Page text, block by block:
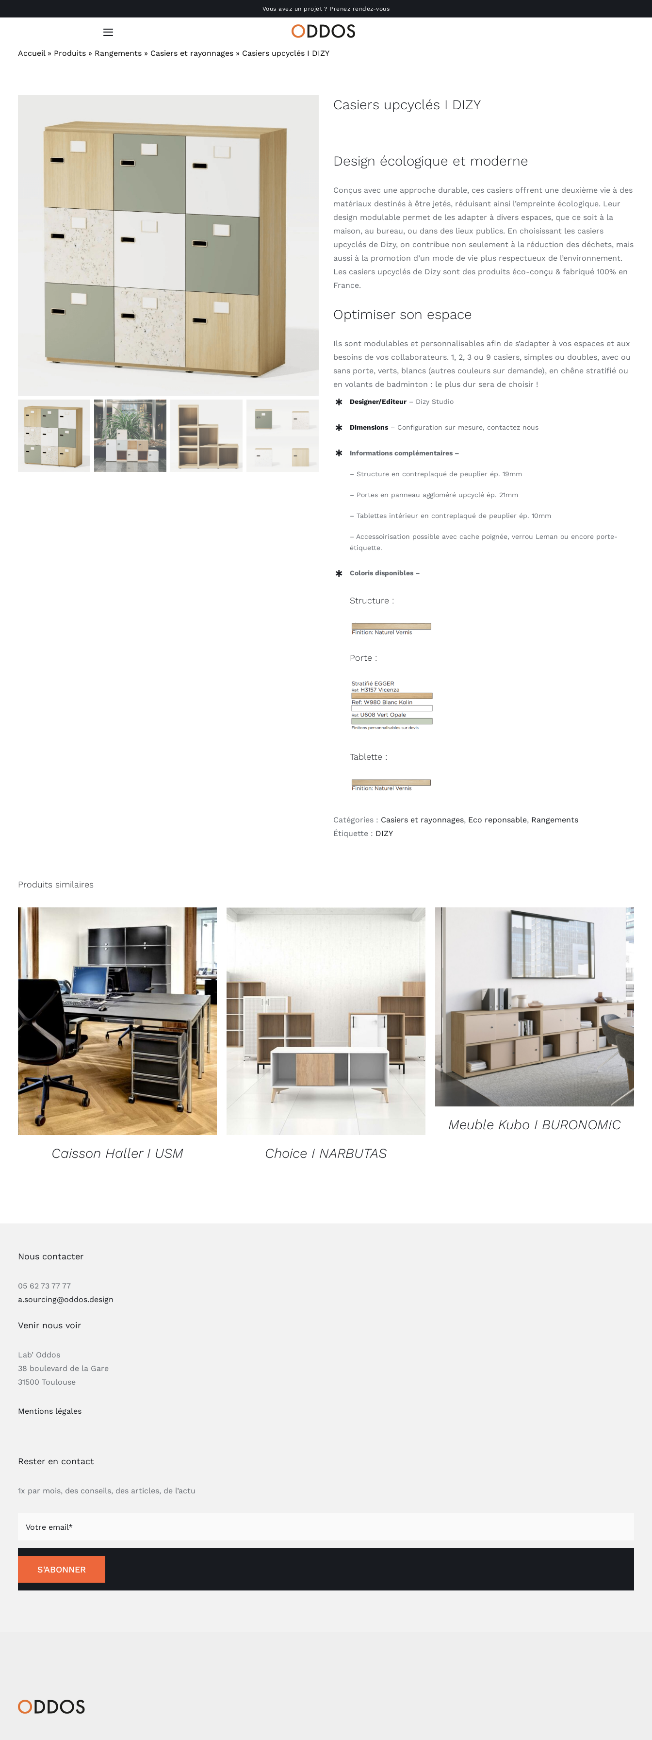
au
Vous avez un projet ? Prenez rendez-vous
Toggle
Navigation
Contact
Accueil» Produits» Rangements» Casiers et rayonnages» Casiers upcyclés I DIZY
Casiers upcyclés I DIZY
Design écologique et moderne
Conçus avec une approche durable, ces casiers offrent une deuxième vie à des
matériaux destinés à être jetés, réduisant ainsi l’empreinte écologique. Leur
design modulable permet de les adapter à divers espaces, que ce soit à la
maison, au bureau, ou dans des lieux publics. En choisissant les casiers
upcyclés de Dizy, on contribue non seulement à la réduction des déchets, mais
aussi à la promotion d’un mode de vie plus respectueux de l’environnement.
Les casiers upcyclés de Dizy sont des produits éco-conçu & fabriqué 100% en
France.
Optimiser son espace
Ils sont modulables et personnalisables afin de s’adapter à vos espaces et aux
besoins de vos collaborateurs. 1, 2, 3 ou 9 casiers, simples ou doubles, avec ou
sans porte, verts, blancs (autres couleurs sur demande), en chêne stratifié ou
en volants de badminton : le plus dur sera de choisir !
Designer/Editeur– Dizy Studio
Dimensions– Configuration sur mesure, contactez nous
Informations complémentaires –
– Structure en contreplaqué de peuplier ép. 19mm
– Portes en panneau aggloméré upcyclé ép. 21mm
– Tablettes intérieur en contreplaqué de peuplier ép. 10mm
– Accessoirisation possible avec cache poignée, verrou Leman ou encore porte-
étiquette.
Coloris disponibles –
Structure :
Porte :
Tablette :
Catégories : Casiers et rayonnages, Eco reponsable, Rangements
Étiquette : DIZY
Produits similaires
APERÇU
Caisson Haller I USM Choice I NARBUTAS
APERÇU
Meuble Kubo I BURONOMIC
Nous contacter
05 62 73 77 77
a.sourcing@oddos.design
Venir nous voir
Lab’ Oddos
38 boulevard de la Gare
31500 Toulouse
Mentions légales
Rester en contact
1x par mois, des conseils, des articles, de l’actu
S'ABONNER